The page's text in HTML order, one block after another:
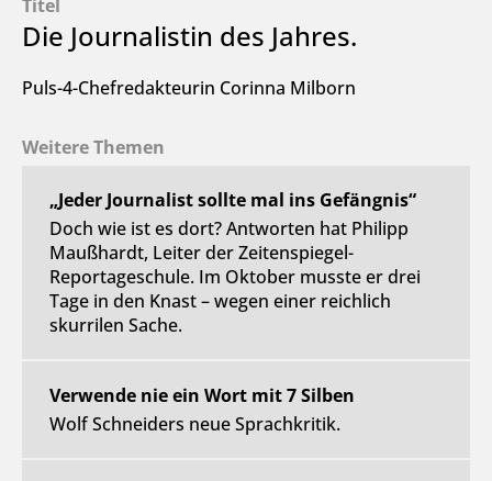
Titel
Die Journalistin des Jahres.
Puls-4-Chefredakteurin Corinna Milborn
Weitere Themen
„Jeder Journalist sollte mal ins Gefängnis“
Doch wie ist es dort? Antworten hat Philipp
Maußhardt, Leiter der Zeitenspiegel-
Reportageschule. Im Oktober musste er drei
Tage in den Knast – wegen einer reichlich
skurrilen Sache.
Verwende nie ein Wort mit 7 Silben
Wolf Schneiders neue Sprachkritik.